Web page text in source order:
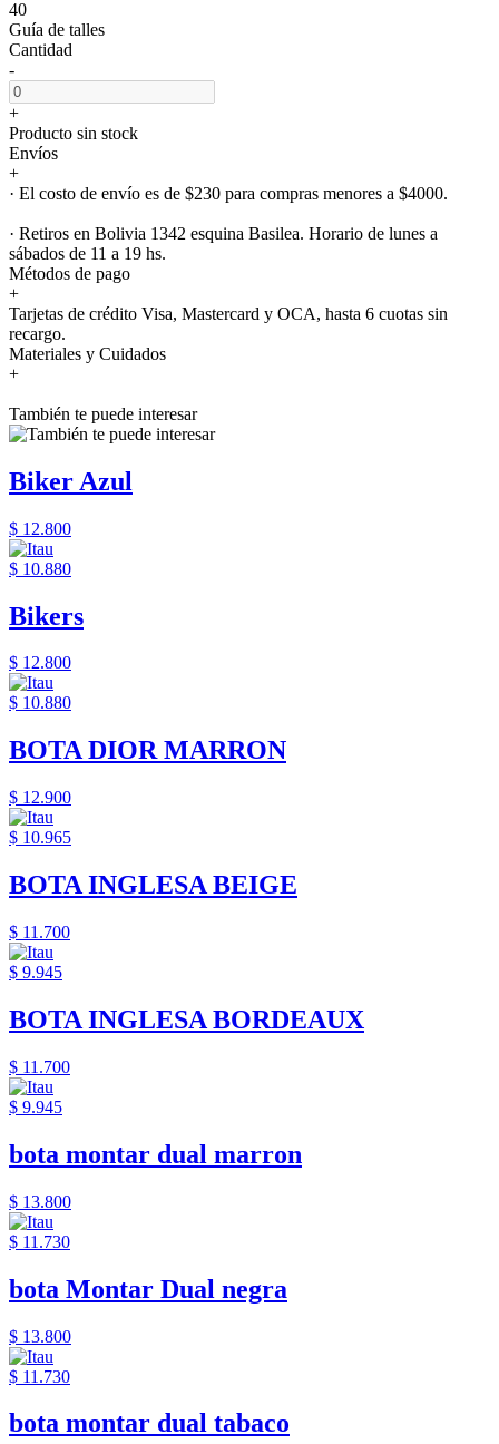
40
Guía de talles
Cantidad
-
+
Producto sin stock
Envíos
+
· El costo de envío es de $230 para compras menores a $4000.
· Retiros en Bolivia 1342 esquina Basilea. Horario de lunes a
sábados de 11 a 19 hs.
Métodos de pago
+
Tarjetas de crédito Visa, Mastercard y OCA, hasta 6 cuotas sin
recargo.
Materiales y Cuidados
+
También te puede interesar
Biker Azul
$ 12.800
$ 10.880
Bikers
$ 12.800
$ 10.880
BOTA DIOR MARRON
$ 12.900
$ 10.965
BOTA INGLESA BEIGE
$ 11.700
$ 9.945
BOTA INGLESA BORDEAUX
$ 11.700
$ 9.945
bota montar dual marron
$ 13.800
$ 11.730
bota Montar Dual negra
$ 13.800
$ 11.730
bota montar dual tabaco